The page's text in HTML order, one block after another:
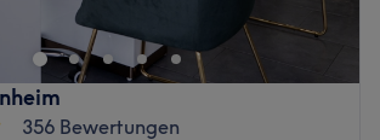
356 Bewertungen